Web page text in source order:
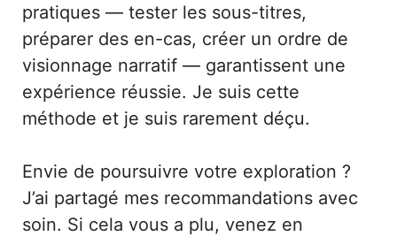
pratiques — tester les sous-titres,
préparer des en-cas, créer un ordre de
visionnage narratif — garantissent une
expérience réussie. Je suis cette
méthode et je suis rarement déçu.
Envie de poursuivre votre exploration ?
J’ai partagé mes recommandations avec
soin. Si cela vous a plu, venez en